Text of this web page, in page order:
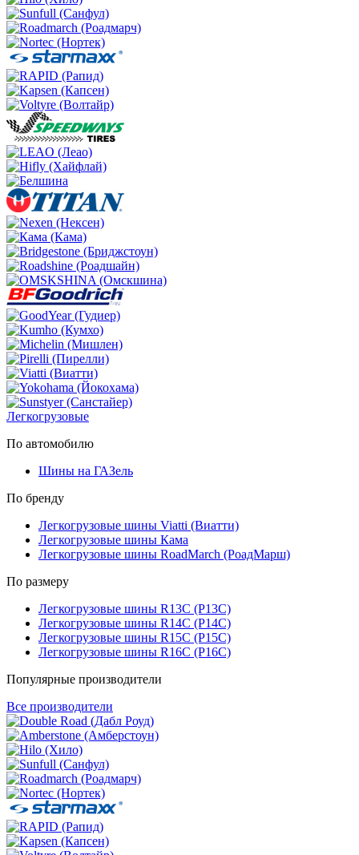
Легкогрузовые
По автомобилю
Шины на ГАЗель
По бренду
Легкогрузовые шины Viatti (Виатти)
Легкогрузовые шины Кама
Легкогрузовые шины RoadMarch (РоадМарш)
По размеру
Легкогрузовые шины R13C (Р13С)
Легкогрузовые шины R14C (Р14С)
Легкогрузовые шины R15C (Р15С)
Легкогрузовые шины R16C (Р16С)
Популярные производители
Все производители